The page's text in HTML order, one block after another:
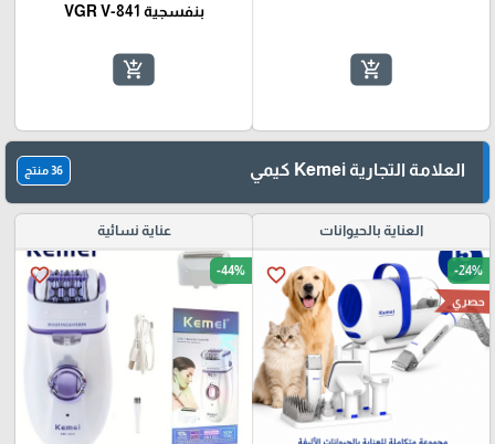
add_shopping_cart
بنفسجية VGR V-841
add_shopping_cart
العلامة التجارية Kemei كيمي 36 منتج
العناية بالحيوانات
favorite_border -24%
حصري
عناية نسائية
favorite_border -44%